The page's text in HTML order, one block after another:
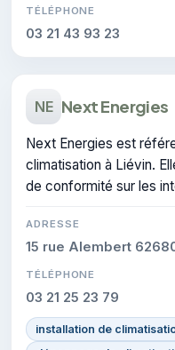
TÉLÉPHONE
03 21 43 93 23
NE Next Energies
Next Energies est
climatisation à Liévin.
de conformité sur les
ADRESSE
15 rue Alembert
TÉLÉPHONE
03 21 25 23 79
installation de